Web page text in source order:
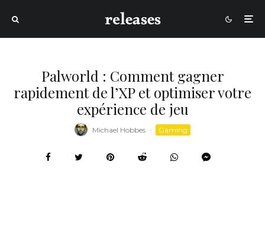
Palworld : Comment gagner
rapidement de l’XP et optimiser votre
expérience de jeu
Michael Hobbes · Gaming